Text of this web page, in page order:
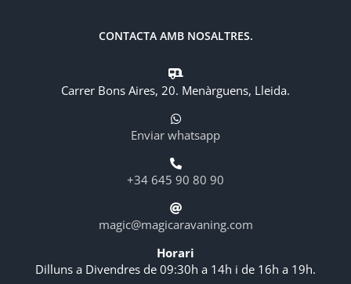
CONTACTA AMB NOSALTRES.
Carrer Bons Aires, 20. Menàrguens, Lleida.
Enviar whatsapp
+34 645 90 80 90
magic@magicaravaning.com
Horari
Dilluns a Divendres de 09:30h a 14h i de 16h a 19h.